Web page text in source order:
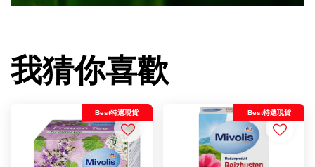
我猜你喜歡
Best特選現貨 Best特選現貨